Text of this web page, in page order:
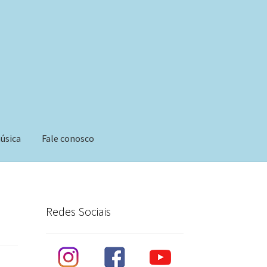
Fale conosco
Redes Sociais